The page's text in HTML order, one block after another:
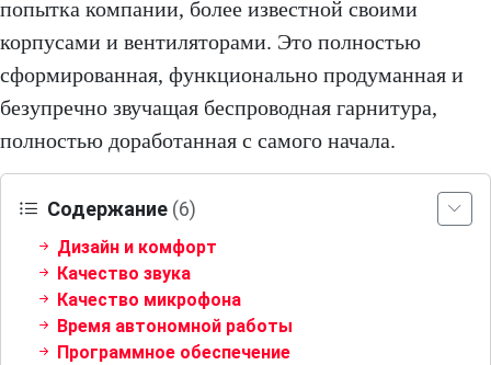
попытка компании, более известной своими
корпусами и вентиляторами. Это полностью
сформированная, функционально продуманная и
безупречно звучащая беспроводная гарнитура,
полностью доработанная с самого начала.
Содержание (6)
Дизайн и комфорт
Качество звука
Качество микрофона
Время автономной работы
Программное обеспечение